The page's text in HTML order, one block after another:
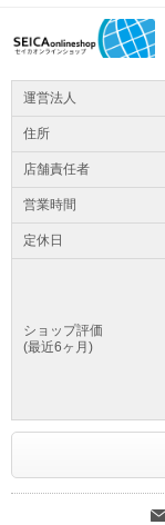
運営法人
住所
店舗責任者
営業時間
定休日
ショップ評価
(最近6ヶ月)